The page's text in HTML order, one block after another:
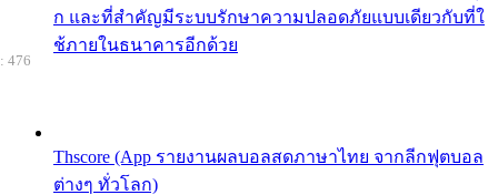
ก และที่สำคัญมีระบบรักษาความปลอดภัยแบบเดียวกับที่ใ
ช้ภายในธนาคารอีกด้วย
Thscore (App รายงานผลบอลสดภาษาไทย จากลีกฟุตบอล
ต่างๆ ทั่วโลก)
476